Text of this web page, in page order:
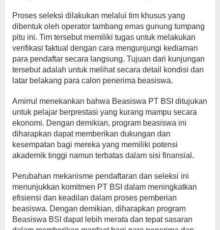
Proses seleksi dilakukan melalui tim khusus yang
dibentuk oleh operator tambang emas gunung tumpang
pitu ini. Tim tersebut memiliki tugas untuk melakukan
verifikasi faktual dengan cara mengunjungi kediaman
para pendaftar secara langsung. Tujuan dari kunjungan
tersebut adalah untuk melihat secara detail kondisi dan
latar belakang para calon penerima beasiswa.
Amirrul menekankan bahwa Beasiswa PT BSI ditujukan
untuk pelajar berprestasi yang kurang mampu secara
ekonomi. Dengan demikian, program beasiswa ini
diharapkan dapat memberikan dukungan dan
kesempatan bagi mereka yang memiliki potensi
akademik tinggi namun terbatas dalam sisi finansial.
Perubahan mekanisme pendaftaran dan seleksi ini
menunjukkan komitmen PT BSI dalam meningkatkan
efisiensi dan keadilan dalam proses pemberian
beasiswa. Dengan demikian, diharapkan program
Beasiswa BSI dapat lebih merata dan tepat sasaran